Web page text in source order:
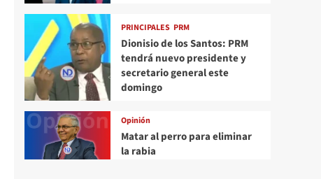
PRINCIPALES PRM
Dionisio de los Santos: PRM
tendrá nuevo presidente y
secretario general este
domingo
Opinión
Matar al perro para eliminar
la rabia